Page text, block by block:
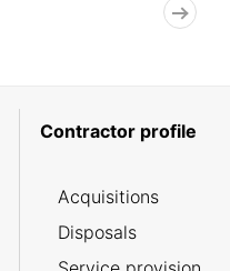
Contractor profile
Acquisitions
Disposals